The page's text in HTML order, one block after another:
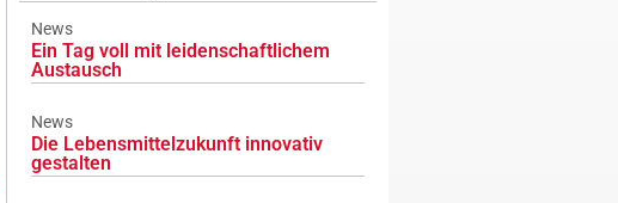
News
Ein Tag voll mit leidenschaftlichem
Austausch
News
Die Lebensmittelzukunft innovativ
gestalten